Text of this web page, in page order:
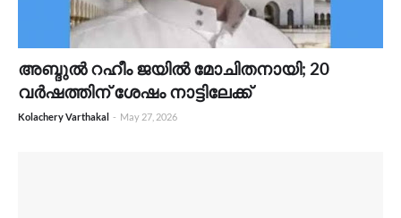
അബ്ദുല്‍ റഹീം ജയില്‍ മോചിതനായി; 20
വര്‍ഷത്തിന് ശേഷം നാട്ടിലേക്ക്
Kolachery Varthakal - May 27, 2026